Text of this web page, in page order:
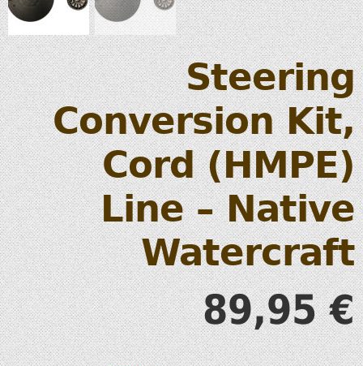
Steering
Conversion Kit,
Cord (HMPE)
Line – Native
Watercraft
89,95€